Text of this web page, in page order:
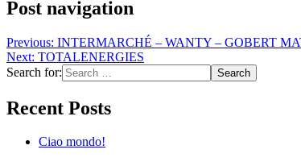
Post navigation
Previous: INTERMARCHÉ – WANTY – GOBERT
Next: TOTALENERGIES
Search for:
Recent Posts
Ciao mondo!